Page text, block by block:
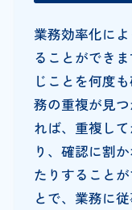
業務効率化に
ることができ
じことを何度
務の重複が見
れば、重複し
り、確認に割
たりすること
とで、業務に